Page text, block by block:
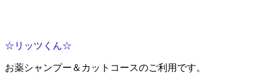
☆リッツくん☆
お薬シャンプー＆カットコースのご利用です。